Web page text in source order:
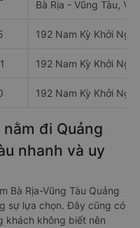
Bà Rịa - Vũng Tàu,
192 Nam Kỳ Khởi
192 Nam Kỳ Khởi
192 Nam Kỳ Khởi
đi Quảng
nhanh và uy
Bà Rịa-Vũng Tàu Quảng
sự lựa chọn. Đây cũng có
khách không biết nên